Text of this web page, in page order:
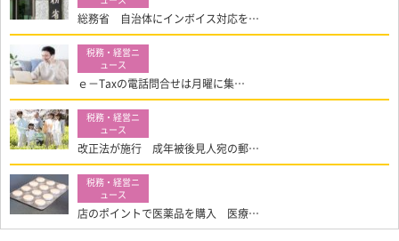
総務省 自治体にインボイス対応を…
ｅ－Taxの電話問合せは月曜に集…
改正法が施行 成年被後見人宛の郵…
店のポイントで医薬品を購入 医療…